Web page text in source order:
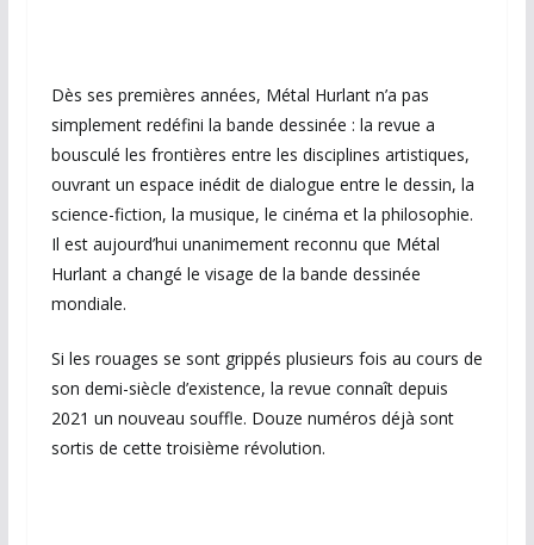
Dès ses premières années, Métal Hurlant n’a pas
simplement redéfini la bande dessinée : la revue a
bousculé les frontières entre les disciplines artistiques,
ouvrant un espace inédit de dialogue entre le dessin, la
science-fiction, la musique, le cinéma et la philosophie.
Il est aujourd’hui unanimement reconnu que Métal
Hurlant a changé le visage de la bande dessinée
mondiale.
Si les rouages se sont grippés plusieurs fois au cours de
son demi-siècle d’existence, la revue connaît depuis
2021 un nouveau souffle. Douze numéros déjà sont
sortis de cette troisième révolution.